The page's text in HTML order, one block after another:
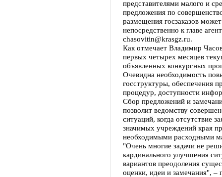
представителями малого и
предложения по
размещения госзаказов
непосредственно к главе
chasovitin@krasgz.ru.
Как отмечает Владимир
первых четырех месяцев
объявленных конкурсных
Очевидна необходимость
госструктуры, обеспечения
процедур, доступности
Сбор предложений и
позволит ведомству
ситуаций, когда отсутствие
значимых учреждений края
необходимыми расходными
"Очень многие задачи не
кардинального улучшения
вариантов преодоления
оценки, идеи и замечания", –